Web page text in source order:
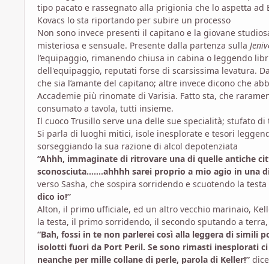
tipo pacato e rassegnato alla prigionia che lo aspetta
Kovacs lo sta riportando per subire un processo
Non sono invece presenti il capitano e la giovane
misteriosa e sensuale. Presente dalla partenza sulla
l’equipaggio, rimanendo chiusa in cabina o leggendo
dell'equipaggio, reputati forse di scarsissima levatura.
che sia l’amante del capitano; altre invece dicono che
Accademie più rinomate di Varisia. Fatto sta, che
consumato a tavola, tutti insieme.
Il cuoco Trusillo serve una delle sue specialità; stufato
Si parla di luoghi mitici, isole inesplorate e tesori
sorseggiando la sua razione di alcol depotenziata
“Ahhh, immaginate di ritrovare una di quelle antiche
sconosciuta.......ahhhh sarei proprio a mio agio in una
verso Sasha, che sospira sorridendo e scuotendo la
dico io!”
Alton, il primo ufficiale, ed un altro vecchio marinaio,
la testa, il primo sorridendo, il secondo sputando a
“Bah, fossi in te non parlerei così alla leggera di simili
isolotti fuori da Port Peril. Se sono rimasti inesplorati
neanche per mille collane di perle, parola di Keller!”